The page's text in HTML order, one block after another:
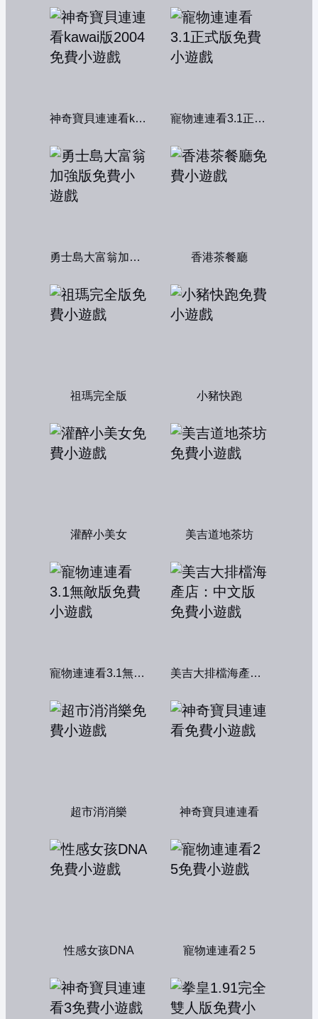
神奇寶貝連連看kawai版2004 寵物連連看3.1正式版
勇士島大富翁加強版 香港茶餐廳
祖瑪完全版 小豬快跑
灌醉小美女 美吉道地茶坊
寵物連連看3.1無敵版 美吉大排檔海產店：中文版
超市消消樂 神奇寶貝連連看
性感女孩DNA 寵物連連看2 5